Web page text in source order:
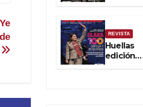
REVISTA
Huellas
edición